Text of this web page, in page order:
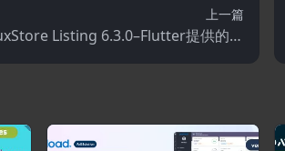
上一篇
Listing 6.3.0–Flutter提供的最
佳目录WooCommerce应用程序